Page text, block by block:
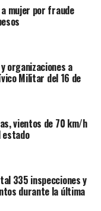
mujer por fraude
organizaciones a
Militar del 16 de
vientos de 70 km/h
estado
335 inspecciones y
durante la última